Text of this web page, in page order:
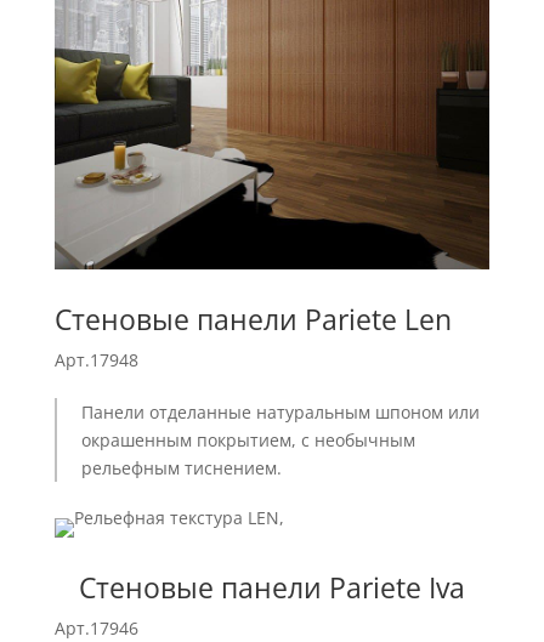
Стеновые панели Pariete Len
Арт.17948
Панели отделанные натуральным шпоном или
окрашенным покрытием, с необычным
рельефным тиснением.
Стеновые панели Pariete Iva
Арт.17946